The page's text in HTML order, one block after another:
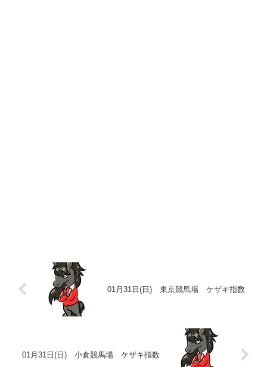
01月31日(日) 東京競馬場 ケザキ指数
01月31日(日) 小倉競馬場 ケザキ指数